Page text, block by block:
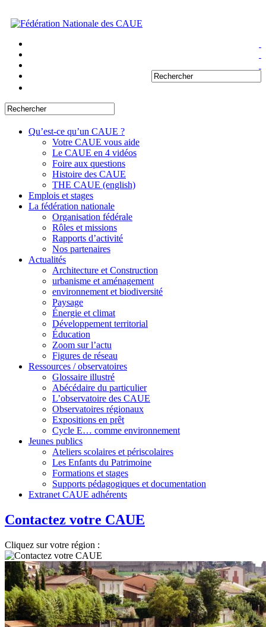
Qu’est-ce qu’un CAUE ?
Votre CAUE vous aide
Le CAUE en 4 vidéos
Foire aux questions
Histoire des CAUE
THE CAUE (english)
Emplois et stages
La fédération nationale
Organisation fédérale
Rôles et missions
Rapports d’activité
Nos partenaires
Actualités
Architecture et Construction
urbanisme et aménagement
environnement et biodiversité
Paysage
Énergie et climat
Développement territorial
Éducation
Zoom sur l’actu
Figures de réseau
Ressources / observatoires
Glossaire illustré
Abécédaire du particulier
L’observatoire des CAUE
Observatoires régionaux
Expositions en prêt
Cycle E… comme environnement
Jeunes publics
Ateliers scolaires et périscolaires
Les Enfants du Patrimoine
Formations et stages
Supports pédagogiques et documentation
Extranet CAUE adhérents
Contactez votre CAUE
Cliquez sur votre région :